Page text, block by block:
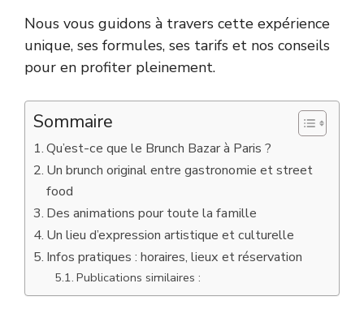
Nous vous guidons à travers cette expérience
unique, ses formules, ses tarifs et nos conseils
pour en profiter pleinement.
Sommaire
Qu’est-ce que le Brunch Bazar à Paris ?
Un brunch original entre gastronomie et street
food
Des animations pour toute la famille
Un lieu d’expression artistique et culturelle
Infos pratiques : horaires, lieux et réservation
Publications similaires :